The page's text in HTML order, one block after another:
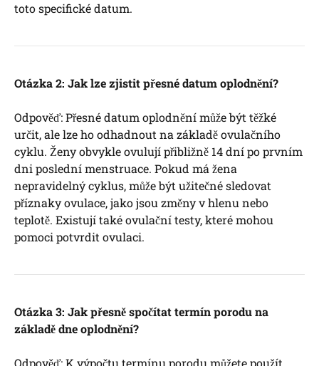
toto specifické datum.
Otázka 2: Jak lze zjistit přesné datum oplodnění?
Odpověď: Přesné datum oplodnění může být těžké
určit, ale lze ho odhadnout na základě ovulačního
cyklu. Ženy obvykle ovulují přibližně 14 dní po prvním
dni poslední menstruace. Pokud má žena
nepravidelný cyklus, může být užitečné sledovat
příznaky ovulace, jako jsou změny v hlenu nebo
teplotě. Existují také ovulační testy, které mohou
pomoci potvrdit ovulaci.
Otázka 3: Jak přesně spočítat termín porodu na
základě dne oplodnění?
Odpověď: K výpočtu termínu porodu můžete použít